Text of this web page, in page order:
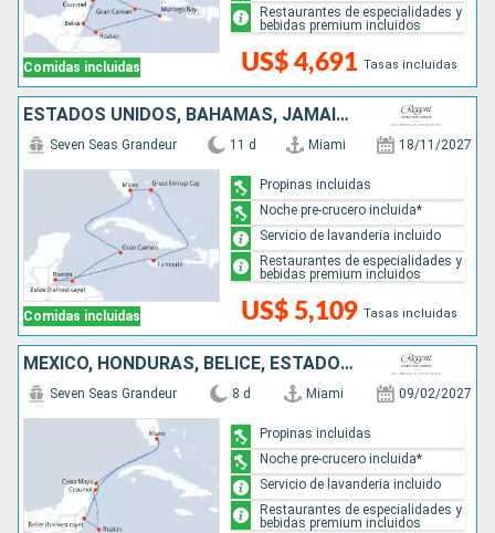
Comidas incluidas US$ 4,691 Tasas incluidas
Restaurantes de especialidades y
bebidas premium incluidos
ESTADOS UNIDOS, BAHAMAS, JAMAICA, BELICE, HONDURAS, ISLAS CAIMÁN
Comidas incluidas
Seven Seas Grandeur 11 d Miami 18/11/2027
US$ 5,109 Tasas incluidas
Propinas incluidas
Noche pre-crucero incluida*
Servicio de lavanderia incluido
Restaurantes de especialidades y
bebidas premium incluidos
MÉXICO, HONDURAS, BELICE, ESTADOS UNIDOS
Seven Seas Grandeur 8 d Miami 09/02/2027
Propinas incluidas
Noche pre-crucero incluida*
Servicio de lavanderia incluido
Restaurantes de especialidades y
bebidas premium incluidos